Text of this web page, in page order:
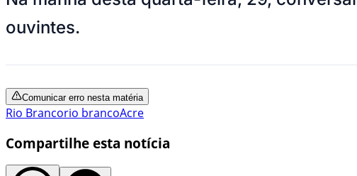
ouvintes.
Comunicar erro nesta matéria
Rio Brancorio brancoAcre
Compartilhe esta notícia